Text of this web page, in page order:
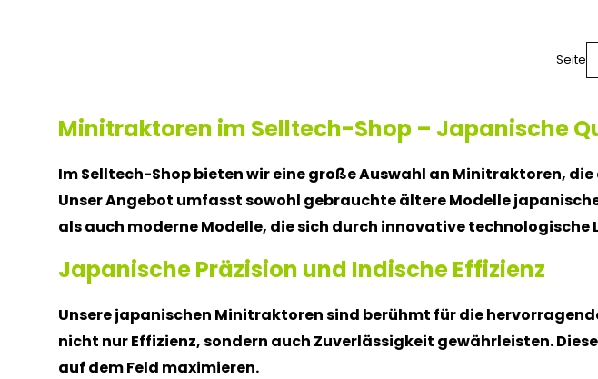
Seite
Minitraktoren im Selltech-Shop – Japanische
Im Selltech-Shop bieten wir eine große Auswahl an Minitraktoren,
Unser Angebot umfasst sowohl gebrauchte ältere Modelle
als auch moderne Modelle, die sich durch innovative technologische
Japanische Präzision und Indische Effizienz
Unsere japanischen Minitraktoren sind berühmt für die
nicht nur Effizienz, sondern auch Zuverlässigkeit gewährleisten.
auf dem Feld maximieren.